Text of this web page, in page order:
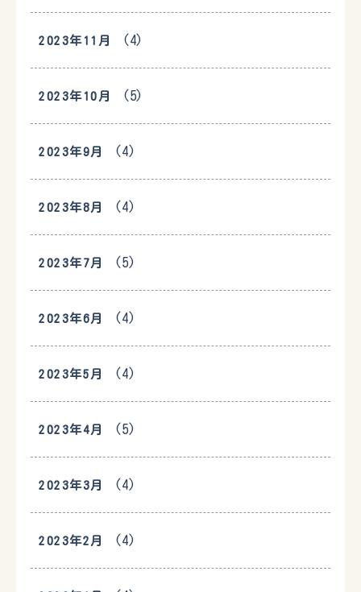
2023年11月 (4)
2023年10月 (5)
2023年9月 (4)
2023年8月 (4)
2023年7月 (5)
2023年6月 (4)
2023年5月 (4)
2023年4月 (5)
2023年3月 (4)
2023年2月 (4)